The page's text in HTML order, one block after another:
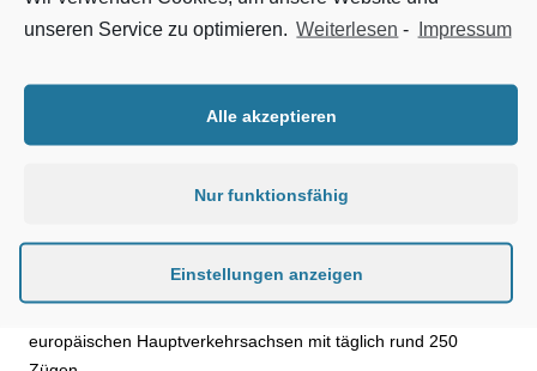
Koordination, insbesondere bei komplexen Großprojekten, wird
besser im Blick behalten, als bei herkömmlichen Planungs- und
Steuerungsmethoden. Das bietet den Bauherren mehr
Die Großbaustelle Tunnel Rastatt
Neubaustrecke Karlsruhe-Basel“. Diese gehört zur
europäischen Hauptverkehrsachsen mit täglich rund 250
unseren Service zu optimieren. Weiterlesen - Impressum
Alle akzeptieren
Nur funktionsfähig
Einstellungen anzeigen